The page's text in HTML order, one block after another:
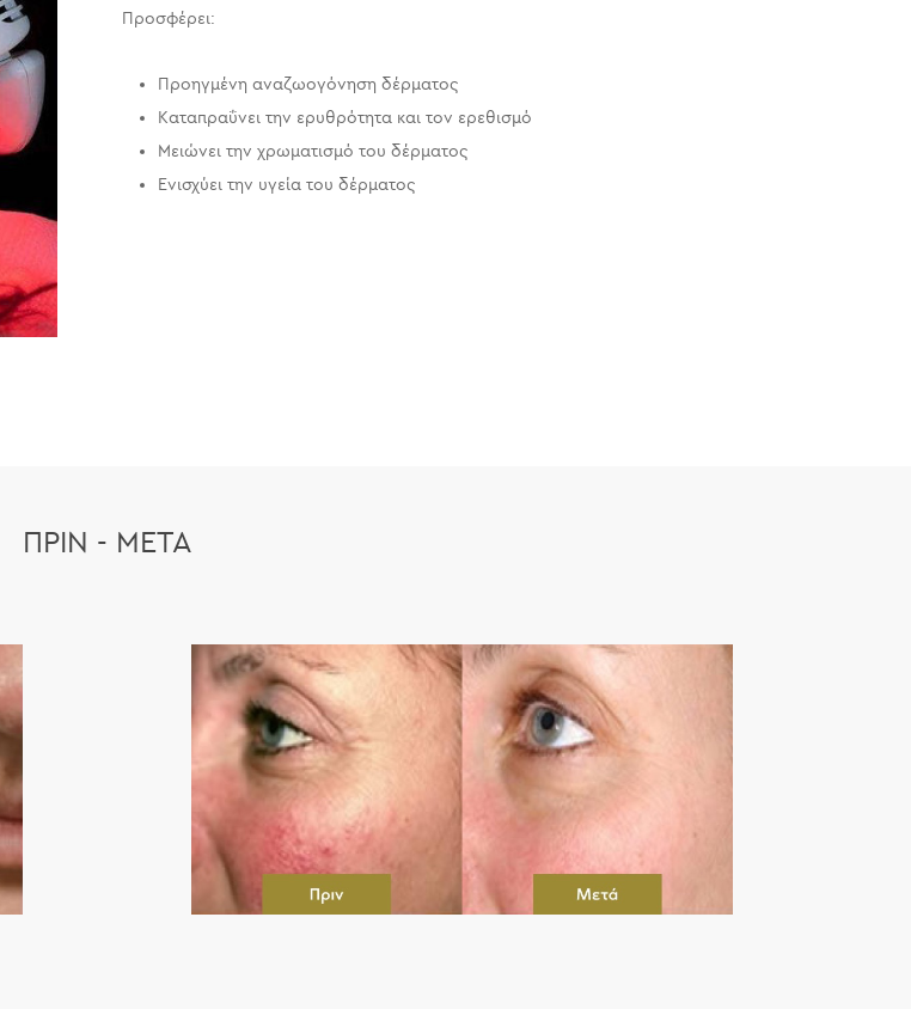
Προσφέρει:
Προηγμένη αναζωογόνηση δέρματος
Καταπραΰνει την ερυθρότητα και τον ερεθισμό
Μειώνει την χρωματισμό του δέρματος
Ενισχύει την υγεία του δέρματος
ΠΡΙΝ - ΜΕΤΑ